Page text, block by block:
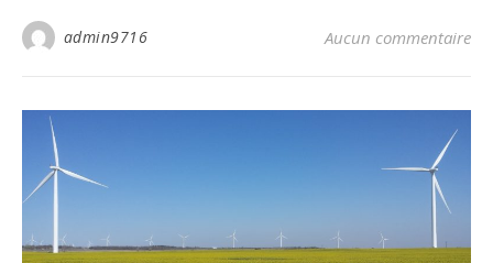
admin9716 Aucun commentaire